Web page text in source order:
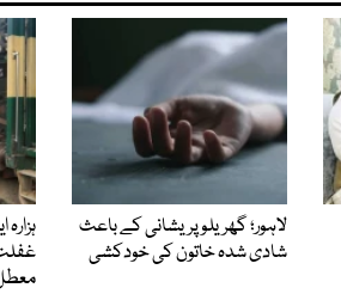
لاہور؛ گھریلو پریشانی کے باعث
شادی شدہ خاتون کی خودکشی
غفلت